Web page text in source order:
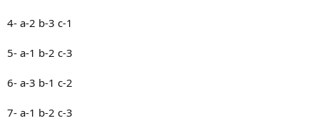
4- a-2 b-3 c-1
5- a-1 b-2 c-3
6- a-3 b-1 c-2
7- a-1 b-2 c-3